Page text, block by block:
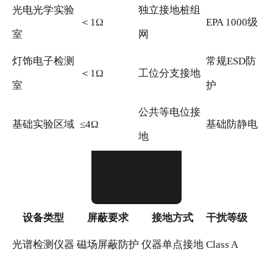
光电光学实验
室
＜1Ω
独立接地桩组
网
EPA 1000级
灯饰电子检测
室
＜1Ω 工位分支接地
常规ESD防
护
基础实验区域 ≤4Ω
公共等电位接
地
基础防静电
设备类型 屏蔽要求 接地方式 干扰等级
光谱检测仪器 磁场屏蔽防护 仪器单点接地 Class A